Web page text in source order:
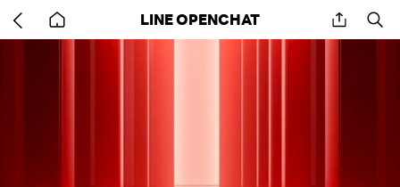
back
to
LINE OPENCHAT share